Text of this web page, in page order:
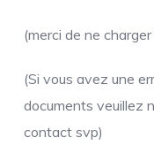
(merci de ne
(Si vous avez une
documents veuillez
contact svp)